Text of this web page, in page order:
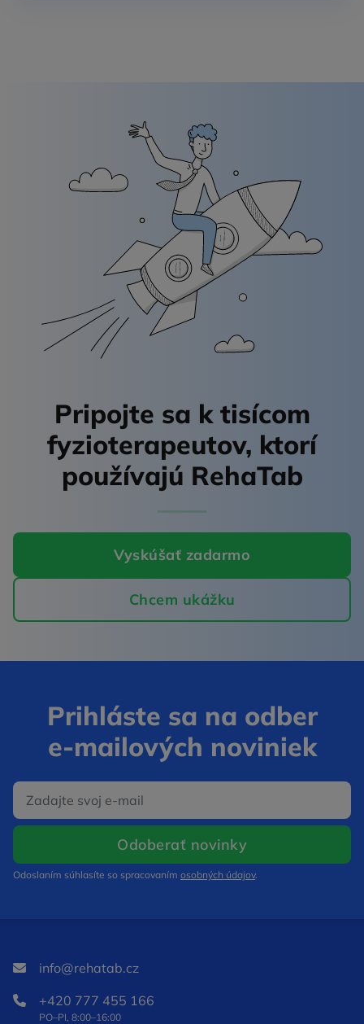
Pripojte sa k tisícom
fyzioterapeutov, ktorí
používajú RehaTab
Vyskúšať zadarmo
Chcem ukážku
Prihláste sa na odber
e‑mailových noviniek
E‑mail
Odoberať novinkyOtvorí sa v
Odoslaním súhlasíte so spracovaním osobných údajov.
info@rehatab.cz
+420 777 455 166
PO–PI, 8:00–16:00